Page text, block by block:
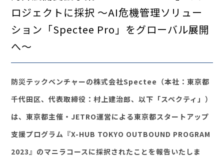
Spectee SCR
スマートリスク管理
導入事例
レポート
セミナー・イベント
企業情報
ニュース
ロジェクトに採択 〜AI危機管理ソリュー
ション「Spectee Pro」をグローバル展開
へ〜
防災テックベンチャーの株式会社Spectee（本社：東京都
千代田区、代表取締役：村上建治郎、以下「スペクティ」）
は、東京都主催・JETRO運営による東京都スタートアップ
支援プログラム『X-HUB TOKYO OUTBOUND PROGRAM
2023』のマニラコースに採択されたことを報告いたしま